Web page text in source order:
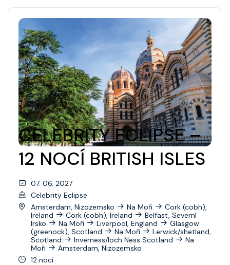
CELEBRITY ECLIPSE –
12 NOCÍ BRITISH ISLES
07. 06. 2027
Celebrity Eclipse
Amsterdam, Nizozemsko
Na Moři
Cork (cobh),
Ireland
Cork (cobh), Ireland
Belfast, Severní
Irsko
Na Moři Liverpool, England
Glasgow
(greenock), Scotland
Na Moři
Lerwick/shetland,
Scotland
Inverness/loch Ness Scotland
Na
Moři
Amsterdam, Nizozemsko
12 nocí